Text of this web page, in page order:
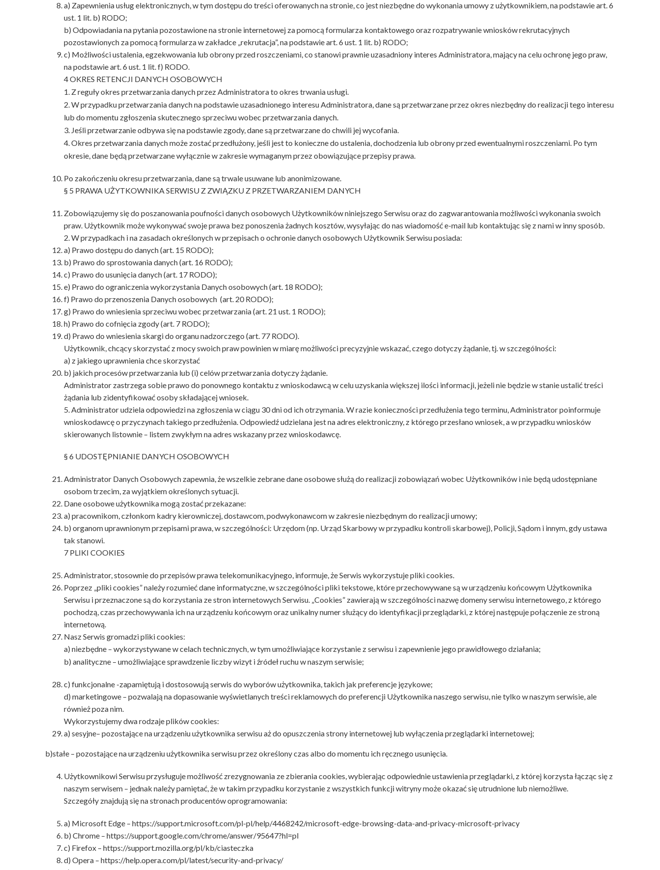
a) Zapewnienia usług elektronicznych, w tym dostępu do treści oferowanych na stronie, co jest niezbędne do wykonania umowy z użytkownikiem, na podstawie art. 6
ust. 1 lit. b) RODO;
b) Odpowiadania na pytania pozostawione na stronie internetowej za pomocą formularza kontaktowego oraz rozpatrywanie wniosków rekrutacyjnych
pozostawionych za pomocą formularza w zakładce „rekrutacja”, na podstawie art. 6 ust. 1 lit. b) RODO;
c) Możliwości ustalenia, egzekwowania lub obrony przed roszczeniami, co stanowi prawnie uzasadniony interes Administratora, mający na celu ochronę jego praw,
na podstawie art. 6 ust. 1 lit. f) RODO.
4 OKRES RETENCJI DANYCH OSOBOWYCH
1. Z reguły okres przetwarzania danych przez Administratora to okres trwania usługi.
2. W przypadku przetwarzania danych na podstawie uzasadnionego interesu Administratora, dane są przetwarzane przez okres niezbędny do realizacji tego interesu
lub do momentu zgłoszenia skutecznego sprzeciwu wobec przetwarzania danych.
3. Jeśli przetwarzanie odbywa się na podstawie zgody, dane są przetwarzane do chwili jej wycofania.
4. Okres przetwarzania danych może zostać przedłużony, jeśli jest to konieczne do ustalenia, dochodzenia lub obrony przed ewentualnymi roszczeniami. Po tym
okresie, dane będą przetwarzane wyłącznie w zakresie wymaganym przez obowiązujące przepisy prawa.
Po zakończeniu okresu przetwarzania, dane są trwale usuwane lub anonimizowane.
§ 5 PRAWA UŻYTKOWNIKA SERWISU Z ZWIĄZKU Z PRZETWARZANIEM DANYCH
Zobowiązujemy się do poszanowania poufności danych osobowych Użytkowników niniejszego Serwisu oraz do zagwarantowania możliwości wykonania swoich
praw. Użytkownik może wykonywać swoje prawa bez ponoszenia żadnych kosztów, wysyłając do nas wiadomość e-mail lub kontaktując się z nami w inny sposób.
2. W przypadkach i na zasadach określonych w przepisach o ochronie danych osobowych Użytkownik Serwisu posiada:
a) Prawo dostępu do danych (art. 15 RODO);
b) Prawo do sprostowania danych (art. 16 RODO);
c) Prawo do usunięcia danych (art. 17 RODO);
e) Prawo do ograniczenia wykorzystania Danych osobowych (art. 18 RODO);
f) Prawo do przenoszenia Danych osobowych (art. 20 RODO);
g) Prawo do wniesienia sprzeciwu wobec przetwarzania (art. 21 ust. 1 RODO);
h) Prawo do cofnięcia zgody (art. 7 RODO);
d) Prawo do wniesienia skargi do organu nadzorczego (art. 77 RODO).
Użytkownik, chcący skorzystać z mocy swoich praw powinien w miarę możliwości precyzyjnie wskazać, czego dotyczy żądanie, tj. w szczególności:
a) z jakiego uprawnienia chce skorzystać
b) jakich procesów przetwarzania lub (i) celów przetwarzania dotyczy żądanie.
Administrator zastrzega sobie prawo do ponownego kontaktu z wnioskodawcą w celu uzyskania większej ilości informacji, jeżeli nie będzie w stanie ustalić treści
żądania lub zidentyfikować osoby składającej wniosek.
5. Administrator udziela odpowiedzi na zgłoszenia w ciągu 30 dni od ich otrzymania. W razie konieczności przedłużenia tego terminu, Administrator poinformuje
wnioskodawcę o przyczynach takiego przedłużenia. Odpowiedź udzielana jest na adres elektroniczny, z którego przesłano wniosek, a w przypadku wniosków
skierowanych listownie – listem zwykłym na adres wskazany przez wnioskodawcę.
§ 6 UDOSTĘPNIANIE DANYCH OSOBOWYCH
Administrator Danych Osobowych zapewnia, że wszelkie zebrane dane osobowe służą do realizacji zobowiązań wobec Użytkowników i nie będą udostępniane
osobom trzecim, za wyjątkiem określonych sytuacji.
Dane osobowe użytkownika mogą zostać przekazane:
a) pracownikom, członkom kadry kierowniczej, dostawcom, podwykonawcom w zakresie niezbędnym do realizacji umowy;
b) organom uprawnionym przepisami prawa, w szczególności: Urzędom (np. Urząd Skarbowy w przypadku kontroli skarbowej), Policji, Sądom i innym, gdy ustawa
tak stanowi.
7 PLIKI COOKIES
Administrator, stosownie do przepisów prawa telekomunikacyjnego, informuje, że Serwis wykorzystuje pliki cookies.
Poprzez „pliki cookies” należy rozumieć dane informatyczne, w szczególności pliki tekstowe, które przechowywane są w urządzeniu końcowym Użytkownika
Serwisu i przeznaczone są do korzystania ze stron internetowych Serwisu. „Cookies” zawierają w szczególności nazwę domeny serwisu internetowego, z którego
pochodzą, czas przechowywania ich na urządzeniu końcowym oraz unikalny numer służący do identyfikacji przeglądarki, z której następuje połączenie ze stroną
internetową.
Nasz Serwis gromadzi pliki cookies:
a) niezbędne – wykorzystywane w celach technicznych, w tym umożliwiające korzystanie z serwisu i zapewnienie jego prawidłowego działania;
b) analityczne – umożliwiające sprawdzenie liczby wizyt i źródeł ruchu w naszym serwisie;
c) funkcjonalne -zapamiętują i dostosowują serwis do wyborów użytkownika, takich jak preferencje językowe;
d) marketingowe – pozwalają na dopasowanie wyświetlanych treści reklamowych do preferencji Użytkownika naszego serwisu, nie tylko w naszym serwisie, ale
również poza nim.
Wykorzystujemy dwa rodzaje plików cookies:
a) sesyjne– pozostające na urządzeniu użytkownika serwisu aż do opuszczenia strony internetowej lub wyłączenia przeglądarki internetowej;
b)stałe – pozostające na urządzeniu użytkownika serwisu przez określony czas albo do momentu ich ręcznego usunięcia.
Użytkownikowi Serwisu przysługuje możliwość zrezygnowania ze zbierania cookies, wybierając odpowiednie ustawienia przeglądarki, z której korzysta łącząc się z
naszym serwisem – jednak należy pamiętać, że w takim przypadku korzystanie z wszystkich funkcji witryny może okazać się utrudnione lub niemożliwe.
Szczegóły znajdują się na stronach producentów oprogramowania:
a) Microsoft Edge – https://support.microsoft.com/pl-pl/help/4468242/microsoft-edge-browsing-data-and-privacy-microsoft-privacy
b) Chrome – https://support.google.com/chrome/answer/95647?hl=pl
c) Firefox – https://support.mozilla.org/pl/kb/ciasteczka
d) Opera – https://help.opera.com/pl/latest/security-and-privacy/